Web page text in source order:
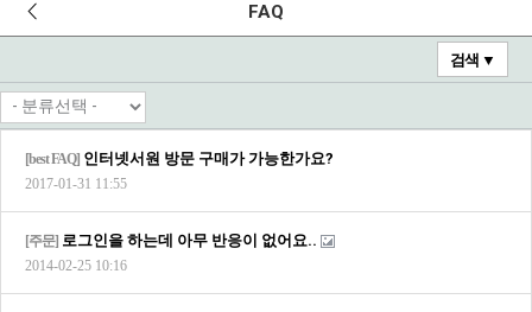
FAQ
검색 ▼
[best FAQ] 인터넷서원 방문 구매가 가능한가요?
2017-01-31 11:55
[주문] 로그인을 하는데 아무 반응이 없어요..
2014-02-25 10:16